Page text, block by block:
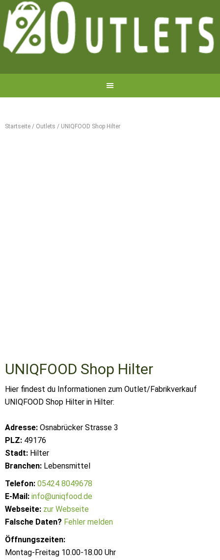
Startseite / Outlets / UNIQFOOD Shop Hilter
UNIQFOOD Shop Hilter
Hier findest du Informationen zum Outlet/Fabrikverkauf
UNIQFOOD Shop Hilter in Hilter:
Adresse: Osnabrücker Strasse 3
PLZ: 49176
Stadt: Hilter
Branchen: Lebensmittel
Telefon: 05424 8049678
E-Mail: info@uniqfood.de
Webseite: zur Webseite
Falsche Daten? Fehler melden
Öffnungszeiten:
Montag-Freitag 10.00-18.00 Uhr